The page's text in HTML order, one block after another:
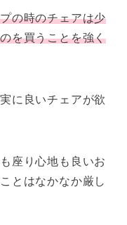
の時のチェアは少
を買うことを強く
に良いチェアが欲
座り心地も良いお
とはなかなか厳し